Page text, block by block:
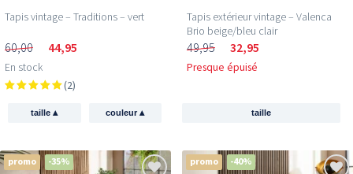
Tapis vintage – Traditions – vert
60,00 44,95
En stock
(2)
taille▴ couleur▴
Tapis extérieur vintage – Valenca
Brio beige/bleu clair
49,95 32,95
Presque épuisé
taille
promo -35% promo -40%